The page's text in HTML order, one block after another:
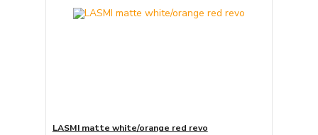
LASMI matte white/orange red revo